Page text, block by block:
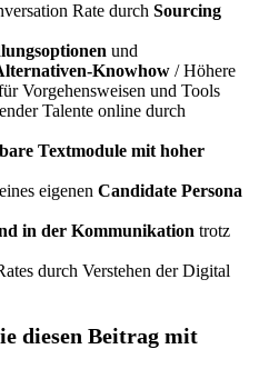
Rate durch Sourcing
und
Knowhow / Höhere
Vorgehensweisen und Tools
Talente online durch
Textmodule mit hoher
eigenen Candidate Persona
in der Kommunikation trotz
durch Verstehen der Digital
diesen Beitrag mit